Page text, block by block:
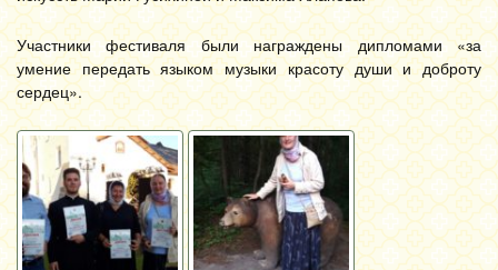
Участники фестиваля были награждены дипломами «за
умение передать языком музыки красоту души и доброту
сердец».